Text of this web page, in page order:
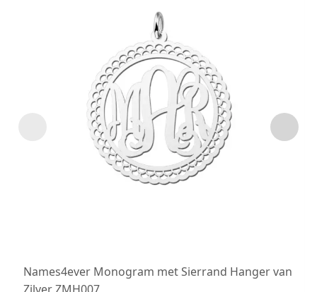
Names4ever Monogram met Sierrand Hanger van